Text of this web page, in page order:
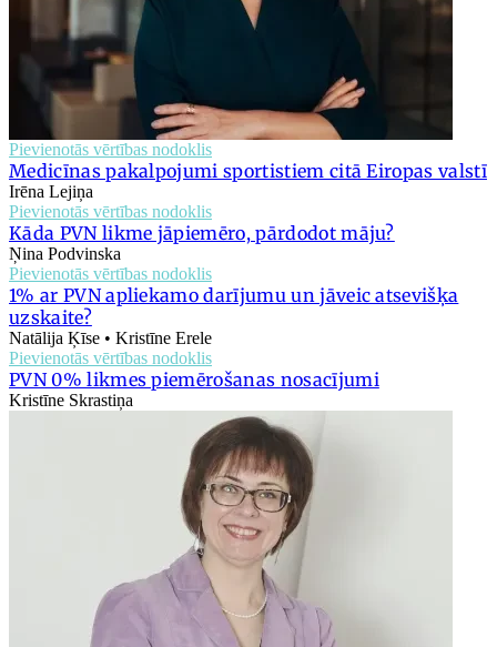
Pievienotās vērtības nodoklis
Medicīnas pakalpojumi sportistiem citā Eiropas valstī
Irēna Lejiņa
Pievienotās vērtības nodoklis
Kāda PVN likme jāpiemēro, pārdodot māju?
Ņina Podvinska
Pievienotās vērtības nodoklis
1% ar PVN apliekamo darījumu un jāveic atsevišķa
uzskaite?
Natālija Ķīse • Kristīne Erele
Pievienotās vērtības nodoklis
PVN 0% likmes piemērošanas nosacījumi
Kristīne Skrastiņa